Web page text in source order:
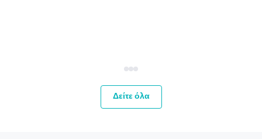
Δείτε όλα